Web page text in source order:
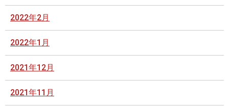
2022年2月
2022年1月
2021年12月
2021年11月